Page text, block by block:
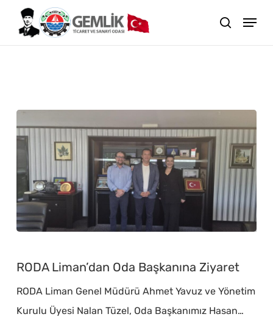
main
search
Liman’dan
Başkanına
Ziyaret
RODA Liman’dan Oda Başkanına Ziyaret
RODA Liman Genel Müdürü Ahmet Yavuz ve Yönetim
Kurulu Üyesi Nalan Tüzel, Oda Başkanımız Hasan…